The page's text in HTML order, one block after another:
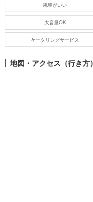
眺望がいい
大音量OK
ケータリングサービス
地図・アクセス（行き方）